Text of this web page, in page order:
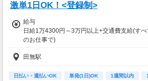
激単1日OK！<登録制>
給与
日給1万4300円～3万円以上+交通費支給(すべ
のお仕事で)
◆全てのお仕事交通費支給
◆連勤、夜間、早朝などの各種手当あり
◆お弁当支給
田無駅
日払い・週払いOK 単発(1日)OK 1週間以内